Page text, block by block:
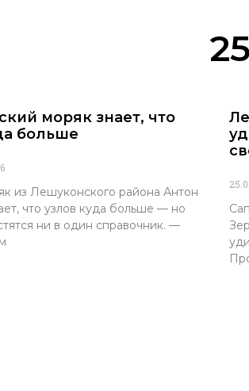
моряк знает, что
больше
из Лешуконского района Антон
что узлов куда больше — но
ни в один справочник. —